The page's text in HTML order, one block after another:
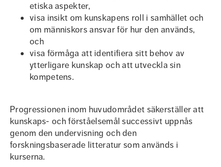
etiska aspekter,
visa insikt om kunskapens roll i samhället och
om människors ansvar för hur den används,
och
visa förmåga att identifiera sitt behov av
ytterligare kunskap och att utveckla sin
kompetens.
Progressionen inom huvudområdet säkerställer att
kunskaps- och förståelsemål successivt uppnås
genom den undervisning och den
forskningsbaserade litteratur som används i
kurserna.